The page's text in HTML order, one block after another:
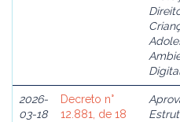
2026-
03-18
Decreto n°
12.881, de 18